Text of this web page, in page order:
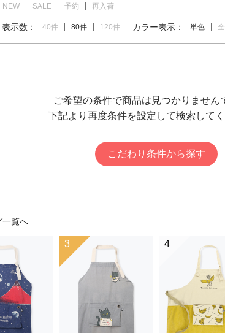
NEW SALE 予約 再入荷
表示数： 40件 80件 120件 カラー表示： 単色
ご希望の条件で商品は見つかりません
下記より再度条件を設定して検索してく
こだわり条件から探す
一覧へ
3 4